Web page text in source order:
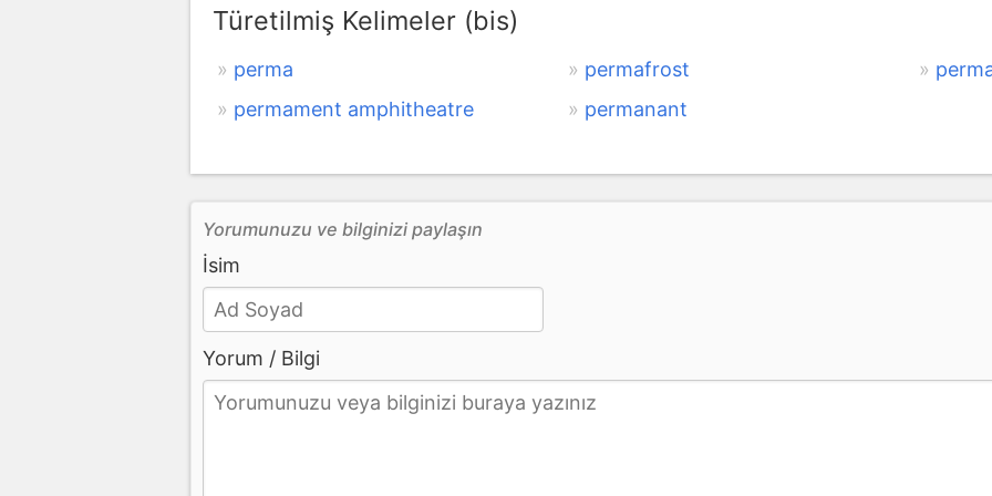
Türetilmiş Kelimeler (bis)
perma permafrost
permament amphitheatre
permanant
Yorumunuzu ve bilginizi paylaşın
İsim
Yorum / Bilgi